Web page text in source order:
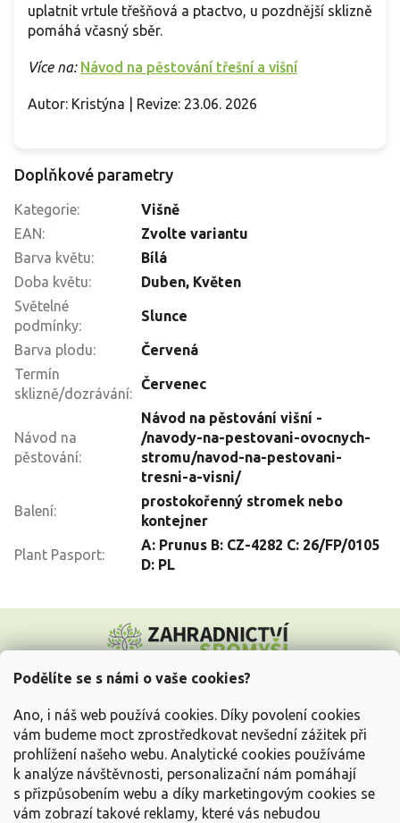
Podělíte se s námi o vaše cookies?
Ano, i náš web používá cookies. Díky povolení cookies
vám budeme moct zprostředkovat nevšední zážitek při
prohlížení našeho webu. Analytické cookies používáme
k analýze návštěvnosti, personalizační nám pomáhají
s přizpůsobením webu a díky marketingovým cookies se
vám zobrazí takové reklamy, které vás nebudou
uplatnit vrtule třešňová a ptactvo, u pozdnější sklizně
pomáhá včasný sběr.
Více na: Návod na pěstování třešní a višní
Autor: Kristýna | Revize: 23.06. 2026
Doplňkové parametry
Kategorie:
Višně
EAN:
Zvolte variantu
Barva květu:
Bílá
Doba květu:
Duben, Květen
Světelné
podmínky:
Slunce
Barva plodu:
Červená
Termín
sklizně/dozrávání:
Červenec
Návod na
pěstování:
Návod na pěstování višní -
/navody-na-pestovani-ovocnych-
stromu/navod-na-pestovani-
tresni-a-visni/
Balení:
prostokořenný stromek nebo
kontejner
Plant Pasport:
A: Prunus B: CZ-4282 C: 26/FP/0105
D: PL
p
Vše o nákupu
Informace pro Vás
Kontakujte nás